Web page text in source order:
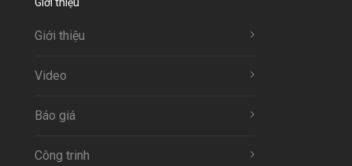
Giới thiệu
Video
Báo giá
Công trinh